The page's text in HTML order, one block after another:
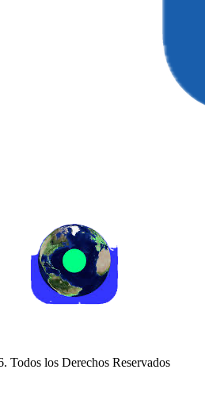
Todos los Derechos Reservados